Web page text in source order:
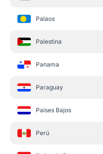
Palaos
Palestina
Panama
Paraguay
Países Bajos
Perú